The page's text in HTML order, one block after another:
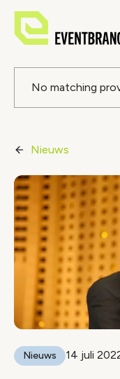
No matching
Nieuws
Nieuws 14 juli